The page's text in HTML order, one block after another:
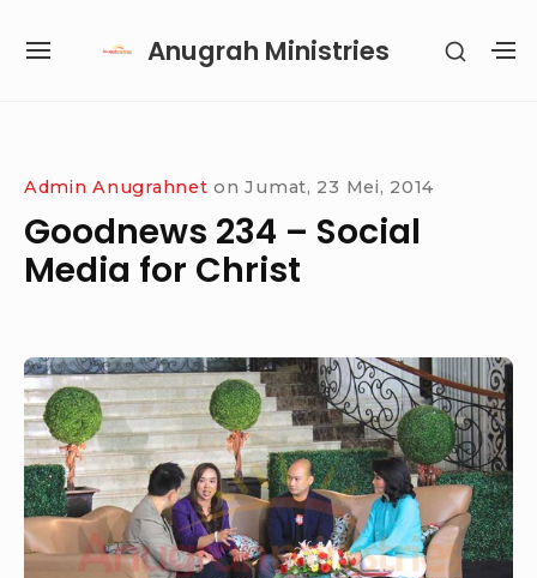
Anugrah Ministries
SITE
SHOW
Admin Anugrahnet on Jumat, 23 Mei, 2014
Goodnews 234 – Social
Media for Christ